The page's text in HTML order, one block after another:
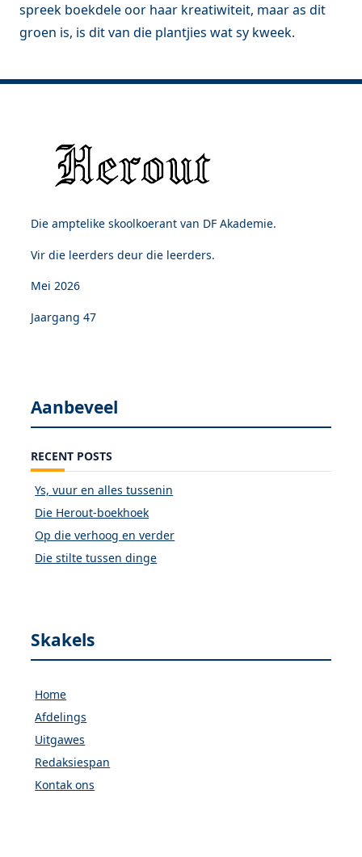
spreek boekdele oor haar kreatiwiteit, maar as dit
groen is, is dit van die plantjies wat sy kweek.
Die amptelike skoolkoerant van DF Akademie.
Vir die leerders deur die leerders.
Mei 2026
Jaargang 47
Aanbeveel
RECENT POSTS
Ys, vuur en alles tussenin
Die Herout-boekhoek
Op die verhoog en verder
Die stilte tussen dinge
Skakels
Home
Afdelings
Uitgawes
Redaksiespan
Kontak ons